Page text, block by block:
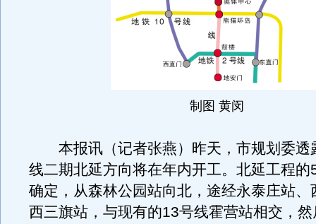
制图 黄闵
本报讯（记者张燕）昨天，市规划委透
线二期北延方向将在年内开工。北延工程的
确定，从森林公园站向北，途经永泰庄站、
西三旗站，与现有的13号线霍营站相交，